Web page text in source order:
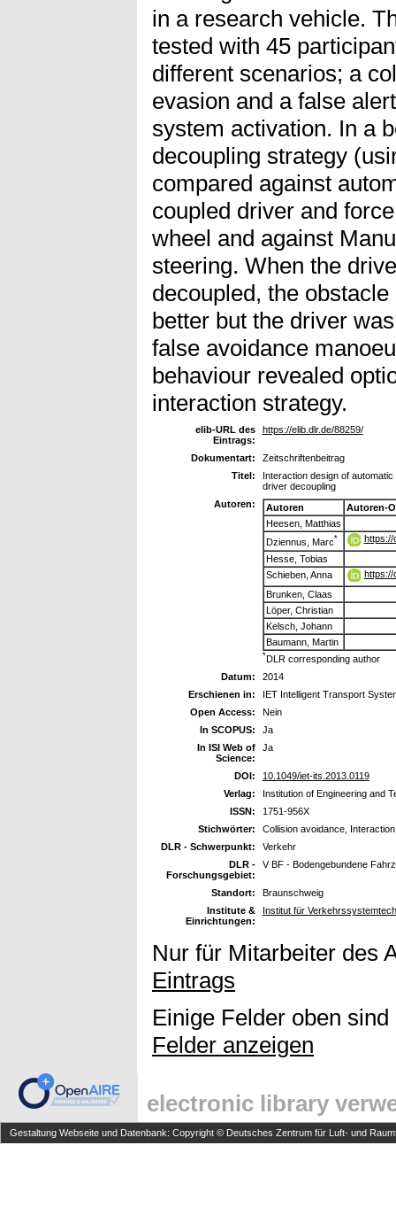
in a research vehicle.
tested with 45
different scenarios; a
evasion and a false
system activation. In a
decoupling strategy
compared against
coupled driver and
wheel and against
steering. When the
decoupled, the
better but the driver
false avoidance
behaviour revealed
interaction strategy.
elib-URL des
Eintrags:
https://elib.dlr.de/88259/
Dokumentart:
Zeitschriftenbeitrag
Titel:
Interaction design of
driver decoupling
Autoren:
Autoren
Autoren-
Heesen, Matthias
Dziennus, Marc*
https://
Hesse, Tobias
Schieben, Anna
https://
Brunken, Claas
Löper, Christian
Kelsch, Johann
Baumann, Martin
*DLR corresponding author
Datum:
2014
Erschienen in:
IET Intelligent Transport
Open Access:
Nein
In SCOPUS:
Ja
In ISI Web of
Science:
Ja
DOI:
10.1049/iet-its.2013.0119
Verlag:
Institution of Engineering and
ISSN:
1751-956X
Stichwörter:
Collision avoidance,
DLR - Schwerpunkt:
Verkehr
DLR -
Forschungsgebiet:
V BF - Bodengebundene
Standort:
Braunschweig
Institute &
Einrichtungen:
Institut für
Nur für Mitarbeiter des
Eintrags
Einige Felder oben
Felder anzeigen
electronic library
Gestaltung Webseite und Datenbank: Copyright © Deutsches Zentrum für Luft- und